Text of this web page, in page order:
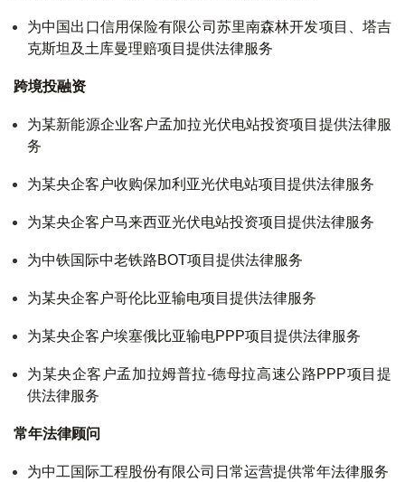
为中国出口信用保险有限公司苏里南森林开发项目、塔吉
克斯坦及土库曼理赔项目提供法律服务
跨境投融资
为某新能源企业客户孟加拉光伏电站投资项目提供法律服
务
为某央企客户收购保加利亚光伏电站项目提供法律服务
为某央企客户马来西亚光伏电站投资项目提供法律服务
为中铁国际中老铁路BOT项目提供法律服务
为某央企客户哥伦比亚输电项目提供法律服务
为某央企客户埃塞俄比亚输电PPP项目提供法律服务
为某央企客户孟加拉姆普拉-德母拉高速公路PPP项目提
供法律服务
常年法律顾问
为中工国际工程股份有限公司日常运营提供常年法律服务